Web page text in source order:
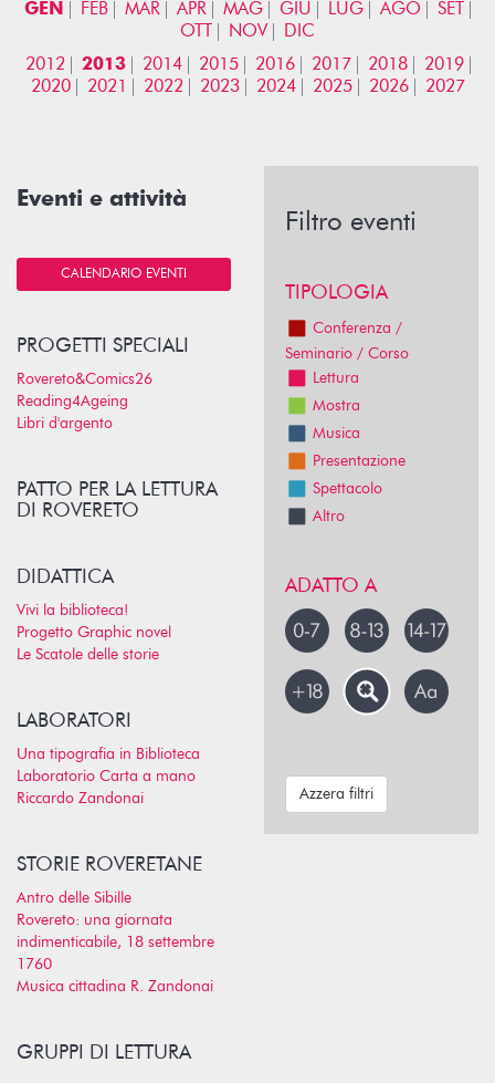
GEN FEB MAR APR MAG GIU LUG AGO
SET
OTT
NOV
DIC
2012
2013 2014 2015 2016 2017 2018
2019
2020
2021 2022 2023 2024 2025 2026 2027
Eventi e attività
CALENDARIO EVENTI
PROGETTI SPECIALI
Rovereto&Comics26
Reading4Ageing
Libri d'argento
PATTO PER LA LETTURA
DI ROVERETO
DIDATTICA
Vivi la biblioteca!
Progetto Graphic novel
Le Scatole delle storie
LABORATORI
Una tipografia in Biblioteca
Laboratorio Carta a mano
Riccardo Zandonai
STORIE ROVERETANE
Antro delle Sibille
Rovereto: una giornata
indimenticabile, 18 settembre
1760
Musica cittadina R. Zandonai
GRUPPI DI LETTURA
Filtro eventi
TIPOLOGIA
Conferenza /
Seminario / Corso
Lettura
Mostra
Musica
Presentazione
Spettacolo
Altro
ADATTO A
Azzera filtri